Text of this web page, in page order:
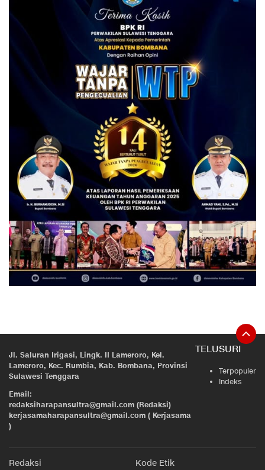
Jl. Saluran Irigasi, Lingk. II Lameroro, Kel.
Lameroro, Kec. Rumbia, Kab. Bombana, Provinsi
Sulawesi Tenggara
Email:
redaksiharapansultra@gmail.com (Redaksi)
kerjasamaharapansultra@gmail.com ( Kerjasama
)
TELUSURI
Terpopuler
Indeks
Redaksi Kode Etik